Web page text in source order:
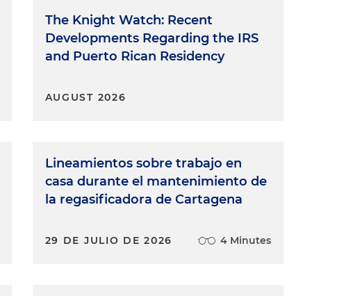
The Knight Watch: Recent
Developments Regarding the IRS
and Puerto Rican Residency
AUGUST 2026
Lineamientos sobre trabajo en
casa durante el mantenimiento de
la regasificadora de Cartagena
29 DE JULIO DE 2026 4 Minutes